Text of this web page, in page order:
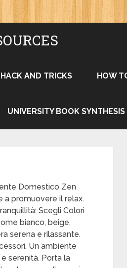
HACK AND TRICKS HOW
UNIVERSITY BOOK SYNTHESIS
Domestico Zen
a promuovere il relax.
Scegli Colori
bianco, beige,
serena e rilassante.
Un ambiente
serenità. Porta la